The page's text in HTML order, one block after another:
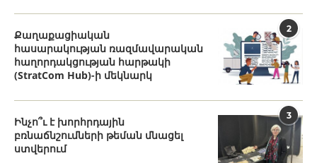
2
Քաղաքացիական
հասարակության ռազմավարական
հաղորդակցության հարթակի
(StratCom Hub)-ի մեկնարկ
3
Ինչո՞ւ է խորհրդային
բռնաճնշումների թեման մնացել
ստվերում